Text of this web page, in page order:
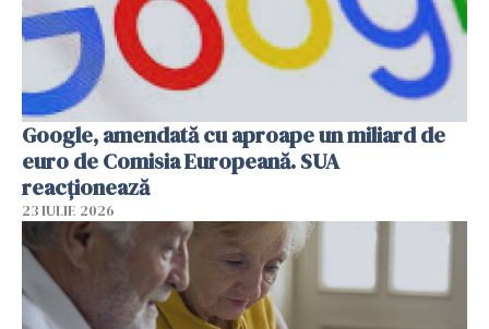
Google, amendată cu aproape un miliard de
euro de Comisia Europeană. SUA
reacționează
23 IULIE 2026